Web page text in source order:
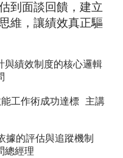
到面談回饋，建立
維，讓績效真正驅
績效制度的核心邏輯
能工作術成功達標 主講
據的評估與追蹤機制
總經理